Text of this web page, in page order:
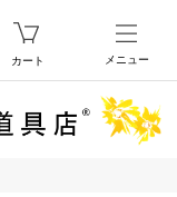
カート メニュー